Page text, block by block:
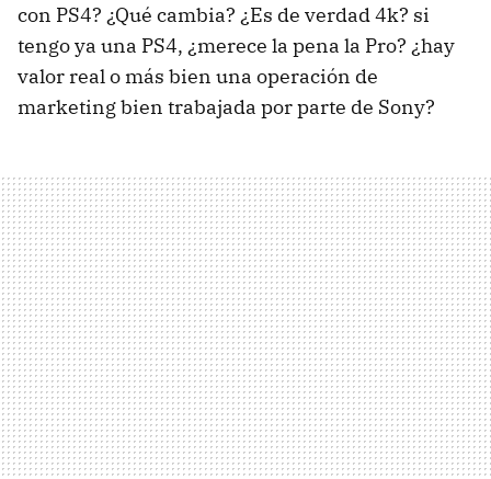
con PS4? ¿Qué cambia? ¿Es de verdad 4k? si
tengo ya una PS4, ¿merece la pena la Pro? ¿hay
valor real o más bien una operación de
marketing bien trabajada por parte de Sony?